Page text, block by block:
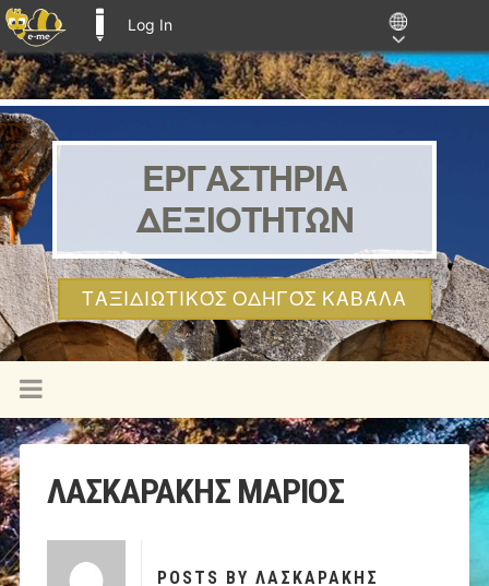
Log In
ΕΡΓΑΣΤΗΡΙΑ
ΔΕΞΙΟΤΗΤΩΝ
ΤΑΞΙΔΙΩΤΙΚΌΣ ΟΔΗΓΌΣ ΚΑΒΆΛΑ
ΛΑΣΚΑΡΑΚΗΣ ΜΑΡΙΟΣ
POSTS BY ΛΑΣΚΑΡΑΚΗΣ